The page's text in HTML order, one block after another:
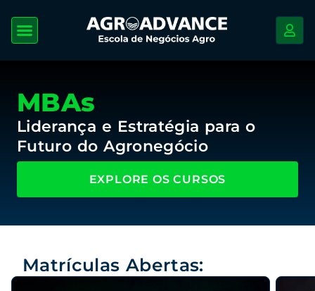
MBAs
Liderança e Estratégia para o
Futuro do Agronegócio
EXPLORE OS CURSOS
Matrículas Abertas: